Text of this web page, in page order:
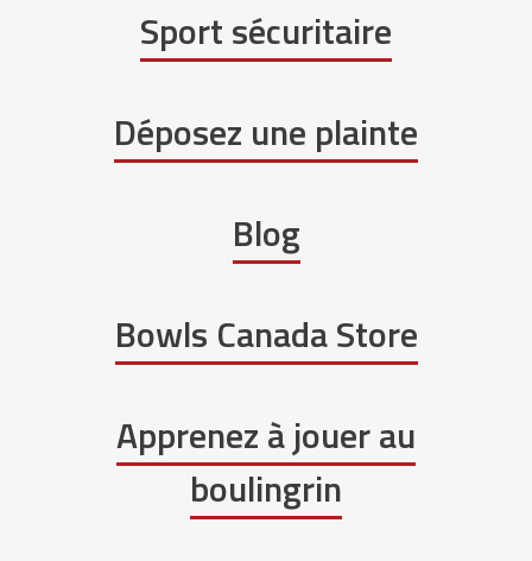
Sport sécuritaire
Déposez une plainte
Blog
Bowls Canada Store
Apprenez à jouer au
boulingrin